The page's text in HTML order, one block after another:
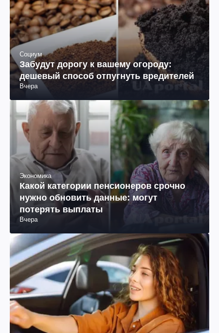
Социум
Забудут дорогу к вашему огороду:
дешевый способ отпугнуть вредителей
Вчера
Экономика
Какой категории пенсионеров срочно
нужно обновить данные: могут
потерять выплаты
Вчера